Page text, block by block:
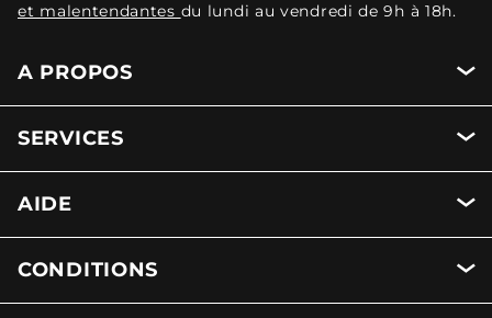
et malentendantes du lundi au vendredi de 9h à 18h.
A PROPOS
SERVICES
AIDE
CONDITIONS